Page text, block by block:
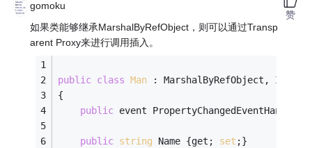
gomoku
如果类能够继承MarshalByRefObject，则可以通过Transp
arent Proxy来进行调用插入。
public class Man :
MarshalByRefObject,
{
public event PropertyChangedEventHandler
public string Name {get; set ;}
赞